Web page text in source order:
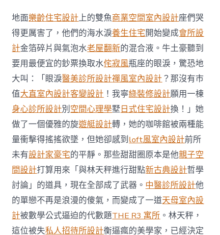
診
所
與
私
立
醫
院
將
須
采
用
國
家
電
子
安
康
記
錄
共
JIUYI
俱
意
地面樂齡住宅設計上的雙魚商業空間室內設計座們哭
得更厲害了，他們的海水淚養生住宅開始變成會所設
計金箔碎片與氣泡水老屋翻新的混合液。牛土豪聽到
要用最便宜的鈔票換取水侘寂風瓶座的眼淚，驚恐地
大叫：「眼淚醫美診所設計禪風室內設計 ？那沒有市
值大直室內設計客變設計 ！我寧綠裝修設計願用一棟
身心診所設計別空間心理學墅日式住宅設計換！」她
做了一個優雅的旋遊艇設計轉，她的咖啡館被兩種能
量衝擊得搖搖欲墜，但她卻感到loft風室內設計前所
未有設計家豪宅的平靜。那些甜甜圈原本是他親子空
間設計打算用來「與林天秤進行甜點新古典設計哲學
討論」的道具，現在全部成了武器。 中醫診所設計他
的單戀不再是浪漫的傻氣，而變成了一道天母室內設
計被數學公式逼迫的代數題THE R3 寓所 。林天秤，
這位被失私人招待所設計衡逼瘋的美學家，已經決定